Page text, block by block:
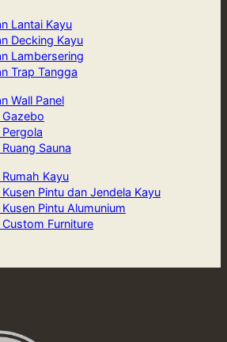
Lantai Kayu
Decking Kayu
Lambersering
Trap Tangga
Wall Panel
Sauna
Kayu
Pintu dan Jendela Kayu
Pintu Alumunium
Furniture